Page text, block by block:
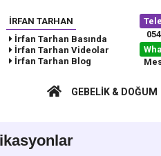
İRFAN TARHAN
İrfan Tarhan Basında
İrfan Tarhan Videolar
İrfan Tarhan Blog
GEBELIK & DOĞUM